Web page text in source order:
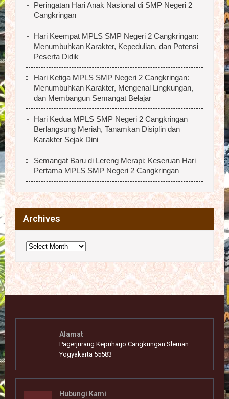
Peringatan Hari Anak Nasional di SMP Negeri 2
Cangkringan
Hari Keempat MPLS SMP Negeri 2 Cangkringan:
Menumbuhkan Karakter, Kepedulian, dan Potensi
Peserta Didik
Hari Ketiga MPLS SMP Negeri 2 Cangkringan:
Menumbuhkan Karakter, Mengenal Lingkungan,
dan Membangun Semangat Belajar
Hari Kedua MPLS SMP Negeri 2 Cangkringan
Berlangsung Meriah, Tanamkan Disiplin dan
Karakter Sejak Dini
Semangat Baru di Lereng Merapi: Keseruan Hari
Pertama MPLS SMP Negeri 2 Cangkringan
Archives
Archives
Alamat
Pagerjurang Kepuharjo Cangkringan Sleman
Yogyakarta 55583
Hubungi Kami